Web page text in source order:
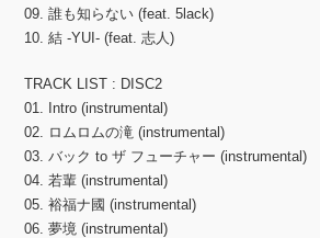
09. 誰も知らない (feat. 5lack)
10. 結 -YUI- (feat. 志人)
TRACK LIST : DISC2
01. Intro (instrumental)
02. ロムロムの滝 (instrumental)
03. バック to ザ フューチャー (instrumental)
04. 若輩 (instrumental)
05. 裕福ナ國 (instrumental)
06. 夢境 (instrumental)